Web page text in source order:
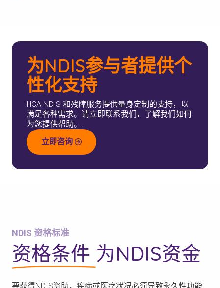
为NDIS参与者提供个
性化支持
HCA NDIS 和残障服务提供量身定制的支持，以
满足各种需求。请立即联系我们，了解我们如何
为您提供帮助。.
立即咨询
NDIS 资格标准
资格条件 为NDIS资金
要获得NDIS资助，疾病或医疗状况必须导致永久性功能